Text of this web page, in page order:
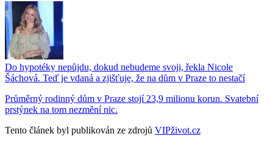
Do hypotéky nepůjdu, dokud nebudeme svoji, řekla Nicole
Šáchová. Teď je vdaná a zjišťuje, že na dům v Praze to nestačí
Průměrný rodinný dům v Praze stojí 23,9 milionu korun. Svatební
prstýnek na tom nezmění nic.
Tento článek byl publikován ze zdrojů VIPživot.cz